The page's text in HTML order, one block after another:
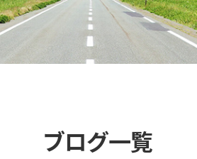
ブログ一覧